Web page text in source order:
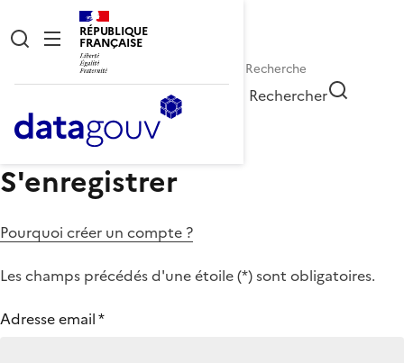
RÉPUBLIQUE
FRANÇAISE
Rechercher
S'enregistrer
Pourquoi créer un compte ?
Les champs précédés d'une étoile (*) sont obligatoires.
Adresse email*